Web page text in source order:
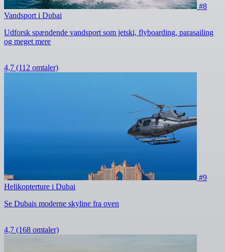
#8
Vandsport i Dubai
Udforsk spændende vandsport som jetski, flyboarding, parasailing
og meget mere
4,7 (112 omtaler)
#9
Helikopterture i Dubai
Se Dubais moderne skyline fra oven
4,7 (168 omtaler)